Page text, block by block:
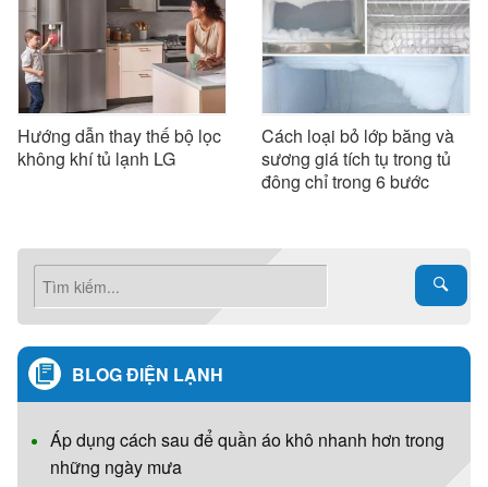
Hướng dẫn thay thế bộ lọc
không khí tủ lạnh LG
Cách loại bỏ lớp băng và
sương giá tích tụ trong tủ
đông chỉ trong 6 bước
BLOG ĐIỆN LẠNH
Áp dụng cách sau để quần áo khô nhanh hơn trong
những ngày mưa